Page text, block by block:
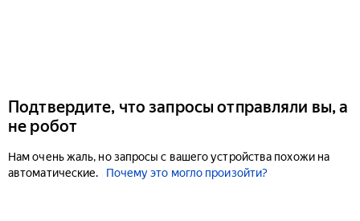
Подтвердите, что запросы отправляли вы, а
не робот
Нам очень жаль, но запросы с вашего устройства похожи на
автоматические.
Почему это могло произойти?